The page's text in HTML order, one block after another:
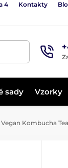
4 Kontakty
sady Vzorky
Kombucha